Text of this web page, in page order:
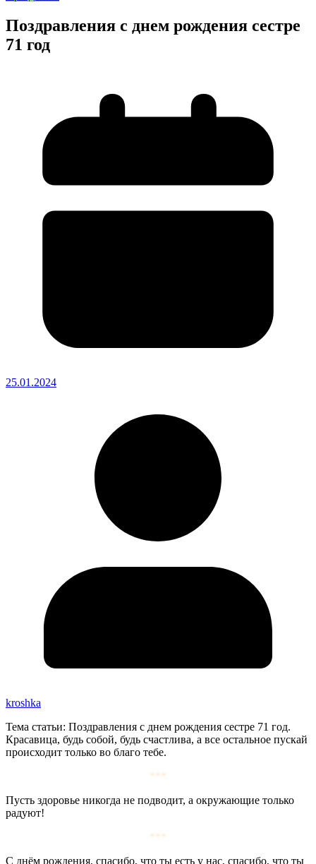
Поздравления с днем рождения сестре
71 год
25.01.2024
kroshka
Тема статьи: Поздравления с днем рождения сестре 71 год.
Красавица, будь собой, будь счастлива, а все остальное пускай
происходит только во благо тебе.
***
Пусть здоровье никогда не подводит, а окружающие только
радуют!
***
С днём рождения, спасибо, что ты есть у нас, спасибо, что ты